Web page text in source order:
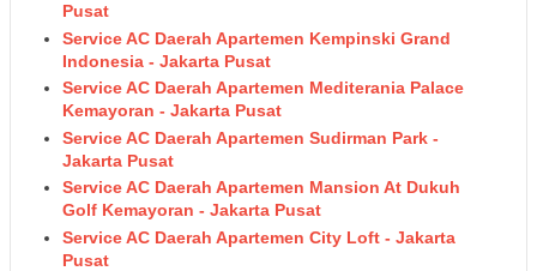
Pusat
Service AC Daerah Apartemen Kempinski Grand
Indonesia - Jakarta Pusat
Service AC Daerah Apartemen Mediterania Palace
Kemayoran - Jakarta Pusat
Service AC Daerah Apartemen Sudirman Park -
Jakarta Pusat
Service AC Daerah Apartemen Mansion At Dukuh
Golf Kemayoran - Jakarta Pusat
Service AC Daerah Apartemen City Loft - Jakarta
Pusat